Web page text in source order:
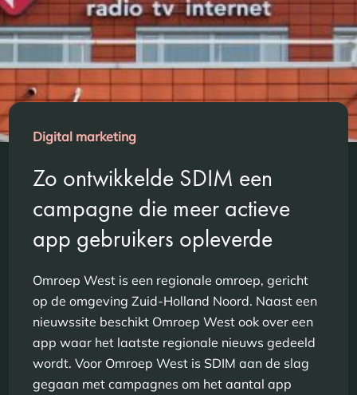
Digital marketing
Zo ontwikkelde SDIM een
campagne die meer actieve
app gebruikers opleverde
Omroep West is een regionale omroep, gericht
op de omgeving Zuid-Holland Noord. Naast een
nieuwssite beschikt Omroep West ook over een
app waar het laatste regionale nieuws gedeeld
wordt. Voor Omroep West is SDIM aan de slag
gegaan met campagnes om het aantal app